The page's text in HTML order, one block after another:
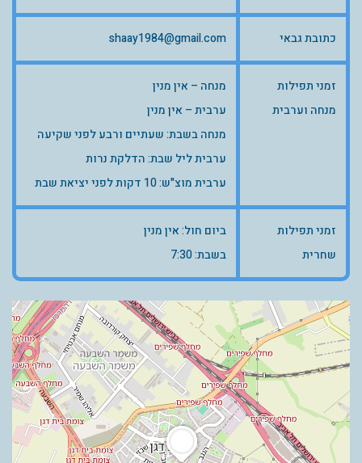
כתובת גבאי shaay1984@gmail.com
זמני תפילות
מנחה וערבית
מנחה – אין מנין
ערבית – אין מנין
מנחה בשבת: שעתיים ורבע לפני שקיעה
ערבית ליל שבת: הדלקת נרות
ערבית מוצ"ש: 10 דקות לפני יציאת שבת
זמני תפילות
שחרית
ביום חול: אין מנין
בשבת: 7:30